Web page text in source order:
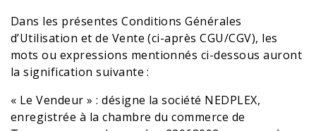
Dans les présentes Conditions Générales
d’Utilisation et de Vente (ci-après CGU/CGV), les
mots ou expressions mentionnés ci-dessous auront
la signification suivante :
« Le Vendeur » : désigne la société NEDPLEX,
enregistrée à la chambre du commerce de